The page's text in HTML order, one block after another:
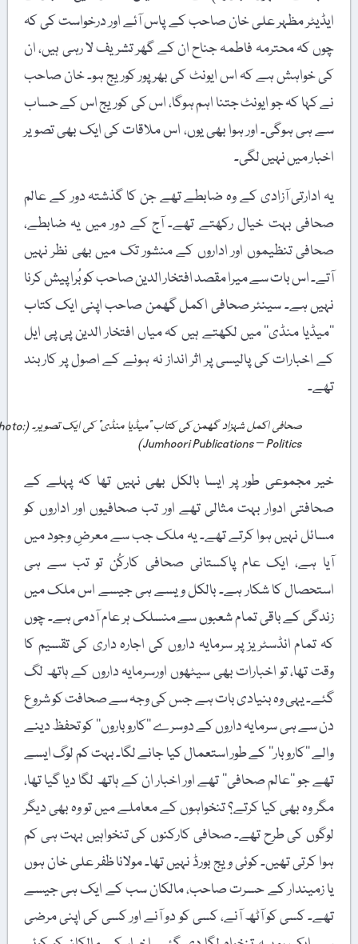
ایڈیٹر مظہر علی خان صاحب کے پاس آئے اور درخواست کی کہ
چوں کہ محترمہ فاطمہ جناح ان کے گھر تشریف لا رہی ہیں، ان
کی خواہش ہے کہ اس ایونٹ کی بھرپور کوریج ہو۔ خان صاحب
نے کہا کہ جو ایونٹ جتنا اہم ہوگا، اس کی کوریج اس کے حساب
سے ہی ہوگی۔ اور ہوا بھی یوں، اس ملاقات کی ایک بھی تصویر
اخبار میں نہیں لگی۔
یہ ادارتی آزادی کے وہ ضابطے تھے جن کا گذشتہ دور کے عالم
صحافی بہت خیال رکھتے تھے۔ آج کے دور میں یہ ضابطے،
صحافی تنظیموں اور اداروں کے منشور تک میں بھی نظر نہیں
آتے۔ اس بات سے میرا مقصد افتخار الدین صاحب کو بُرا پیش کرنا
نہیں ہے۔ سینئر صحافی اکمل گھمن صاحب اپنی ایک کتاب
’’میڈیا منڈی‘‘ میں لکھتے ہیں کہ میاں افتخار الدین پی پی ایل
کے اخبارات کی پالیسی پر اثر انداز نہ ہونے کے اصول پر کاربند
تھے۔
صحافی اکمل شہزاد گھمن کی کتاب "میڈیا منڈی” کی ایک تصویر۔ (Photo:
Jumhoori Publications – Politics)
خیر مجموعی طور پر ایسا بالکل بھی نہیں تھا کہ پہلے کے
صحافتی ادوار بہت مثالی تھے اور تب صحافیوں اور اداروں کو
مسائل نہیں ہوا کرتے تھے۔ یہ ملک جب سے معرضِ وجود میں
آیا ہے، ایک عام پاکستانی صحافی کارکُن تو تب سے ہی
استحصال کا شکار ہے۔ بالکل ویسے ہی جیسے اس ملک میں
زندگی کے باقی تمام شعبوں سے منسلک ہر عام آدمی ہے۔ چوں
کہ تمام انڈسٹریز پر سرمایہ داروں کی اجارہ داری کی تقسیم کا
وقت تھا، تو اخبارات بھی سیٹھوں اورسرمایہ داروں کے ہاتھ لگ
گئے۔ یہی وہ بنیادی بات ہے جس کی وجہ سے صحافت کو شروع
دن سے ہی سرمایہ داروں کے دوسرے ’’کاروباروں‘‘ کو تحفظ دینے
والے ’’کاروبار‘‘ کے طور استعمال کیا جانے لگا۔ بہت کم لوگ ایسے
تھے جو ’’عالم صحافی‘‘ تھے اور اخبار ان کے ہاتھ لگا دیا گیا تھا،
مگر وہ بھی کیا کرتے؟ تنخواہوں کے معاملے میں تو وہ بھی دیگر
لوگوں کی طرح تھے۔ صحافی کارکنوں کی تنخواہیں بہت ہی کم
ہوا کرتی تھیں۔ کوئی ویج بورڈ نہیں تھا۔ مولانا ظفر علی خان ہوں
یا زمیندار کے حسرت صاحب، مالکان سب کے ایک ہی جیسے
تھے۔ کسی کو آٹھ آنے، کسی کو دو آنے اور کسی کی اپنی مرضی